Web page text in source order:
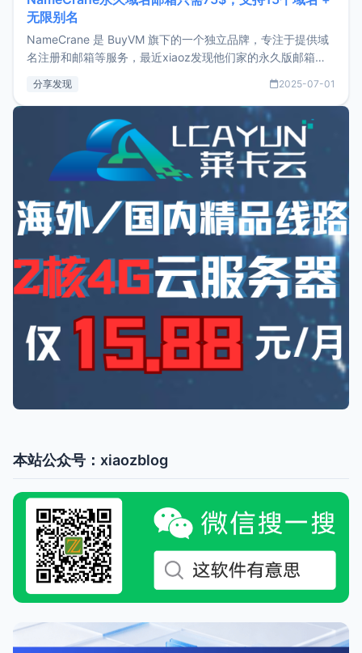
无限别名
NameCrane 是 BuyVM 旗下的一个独立品牌，专注于提供域
名注册和邮箱等服务，最近xiaoz发现他们家的永久版邮箱服
又实惠的域名邮箱，不妨尝试一下 NameCrane。注册
NameCraneNameCrane不支持直接注册，必须要购买
分享发现 2025-07-01
本站公众号：xiaozblog